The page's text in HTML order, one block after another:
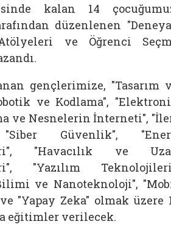
kalan 14
düzenlenen
ve Öğrenci
gençlerimize, "Tasarım
ve Kodlama",
ve Nesnelerin İnterneti",
"Siber Güvenlik",
"Havacılık ve
"Yazılım
ve Nanoteknoloji",
"Yapay Zeka" olmak üzere
eğitimler verilecek.